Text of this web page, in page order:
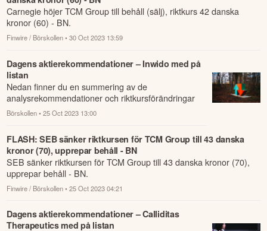
Carnegie höjer TCM Group till behåll (sälj), riktkurs 42 danska
kronor (60) - BN.
Finwire / Börskollen • 30 Oct 2023 13:59
Dagens aktierekommendationer – Inwido med på
listan
Nedan finner du en summering av de
analysrekommendationer och riktkursförändringar
som har rapporterats om idag den 25 oktober.
Börskollen • 25 Oct 2023 13:00
FLASH: SEB sänker riktkursen för TCM Group till 43 danska
kronor (70), upprepar behåll - BN
SEB sänker riktkursen för TCM Group till 43 danska kronor (70),
upprepar behåll - BN.
Finwire / Börskollen • 25 Oct 2023 04:21
Dagens aktierekommendationer – Calliditas
Therapeutics med på listan